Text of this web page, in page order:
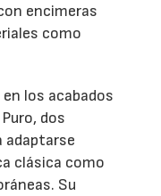
encimeras
como
los acabados
dos
adaptarse
clásica como
Su